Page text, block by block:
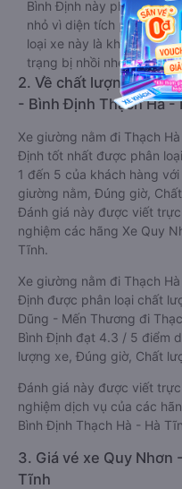
Bình Định này phù hợp
nhỏ vì diện tích phòng
loại xe này là không bắt
trạng bị nhồi nhét trong
2. Về chất lượng,
- Bình Định Thạch Hà -
Xe giường nằm đi Thạch
Định tốt nhất được phân
1 đến 5 của khách hàng
giường nằm, Đúng giờ,
Đánh giá này được viết
nghiệm các hãng Xe Quy
Tĩnh.
Xe giường nằm đi Thạch
Định được phân loại chất
Dũng - Mến Thương đi
Bình Định đạt 4.3 / 5 điểm
lượng xe, Đúng giờ, Chất
Đánh giá này được viết
nghiệm dịch vụ của các
Bình Định Thạch Hà - Hà
3. Giá vé xe Quy Nhơn
Tĩnh